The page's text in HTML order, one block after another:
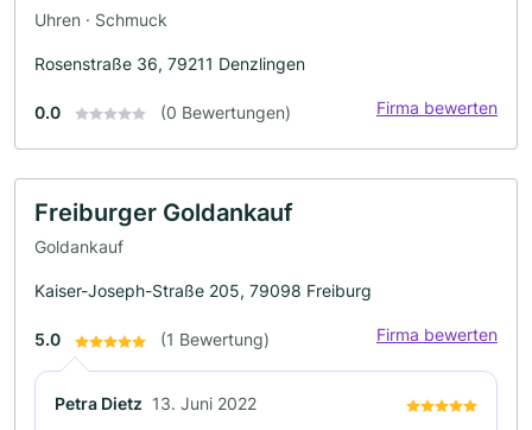
Uhren · Schmuck
Rosenstraße 36, 79211 Denzlingen
0.0 (0 Bewertungen) Firma bewerten
Freiburger Goldankauf
Goldankauf
Kaiser-Joseph-Straße 205, 79098 Freiburg
5.0 (1 Bewertung) Firma bewerten
Petra Dietz 13. Juni 2022